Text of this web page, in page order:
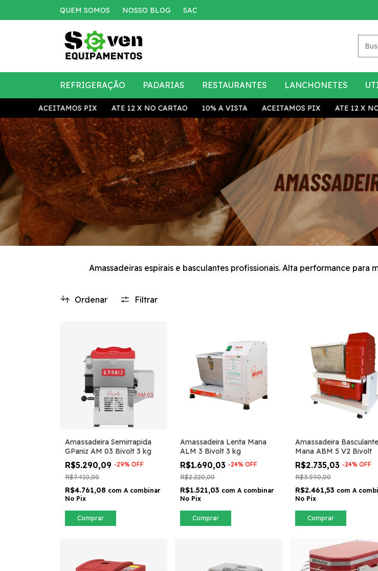
QUEM SOMOS NOSSO BLOG SAC
REFRIGERAÇÃO PADARIAS RESTAURANTES LANCHONETES
PIX ATE 12 X NO CARTAO 10% A VISTA ACEITAMOS PIX ATE 12 X NO CARTAO
Amassadeiras espirais e basculantes profissionais. Alta performance para
Ordenar Filtrar
Amassadeira Semirrapida
GPaniz AM 03 Bivolt 3 kg
R$5.290,09 -29% OFF
R$7.410,00
R$4.761,08 com A combinar
No Pix
Comprar
Amassadeira Lenta Mana
ALM 3 Bivolt 3 kg
R$1.690,03 -24% OFF
R$2.220,00
R$1.521,03 com A combinar
No Pix
Comprar
Amassadeira Basculante
Mana ABM 5 V2 Bivolt
R$2.735,03 -24% OFF
R$3.590,00
R$2.461,53 com A
No Pix
Comprar